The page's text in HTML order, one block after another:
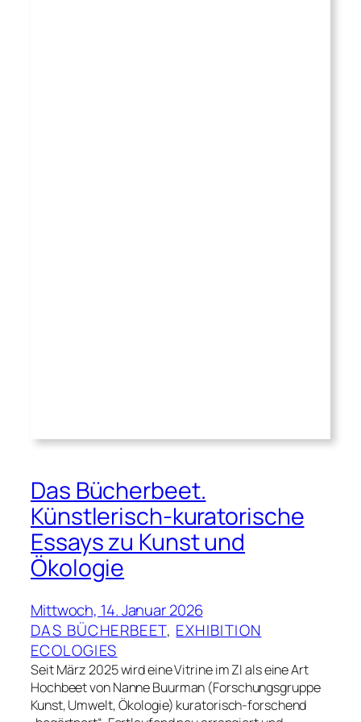
Das Bücherbeet.
Künstlerisch-kuratorische
Essays zu Kunst und
Ökologie
Mittwoch, 14. Januar 2026
DAS BÜCHERBEET, EXHIBITION
ECOLOGIES
Seit März 2025 wird eine Vitrine im ZI als eine Art
Hochbeet von Nanne Buurman (Forschungsgruppe
Kunst, Umwelt, Ökologie) kuratorisch-forschend